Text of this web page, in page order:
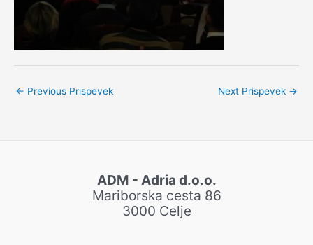
← Previous Prispevek Next Prispevek →
ADM - Adria d.o.o.
Mariborska cesta 86
3000 Celje